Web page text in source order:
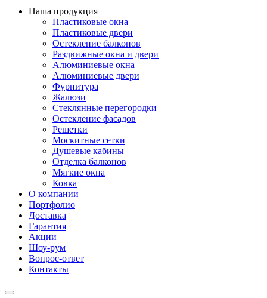
Наша продукция
Пластиковые окна
Пластиковые двери
Остекление балконов
Раздвижные окна и двери
Алюминиевые окна
Алюминиевые двери
Фурнитура
Жалюзи
Стеклянные перегородки
Остекление фасадов
Решетки
Москитные сетки
Душевые кабины
Отделка балконов
Мягкие окна
Ковка
О компании
Портфолио
Доставка
Гарантия
Акции
Шоу-рум
Вопрос-ответ
Контакты